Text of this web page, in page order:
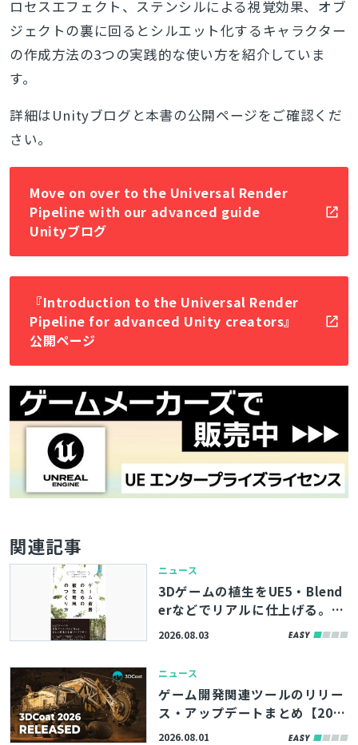
ロセスエフェクト 、ステンシルによる視覚効果、オブ
ジェクトの裏に回るとシルエット化するキャラクター
の作成方法の3つの実践的な使い方を紹介していま
す。
詳細はUnityブログと本書の公開ページをご確認くだ
さい。
Move on over to the Universal Render
Pipeline with our advanced guide
Unityブログ
『Introduction to the Universal Render
Pipeline for advanced Unity creators』
公開ページ
関連記事
ニュース
3Dゲームの植生をUE5・Blend
erなどでリアルに仕上げる。書
籍『ゲーム背景のための植生環
2026.08.03
ニュース
ゲーム開発関連ツールのリリー
ス・アップデートまとめ【202
6/8/1】
2026.08.01